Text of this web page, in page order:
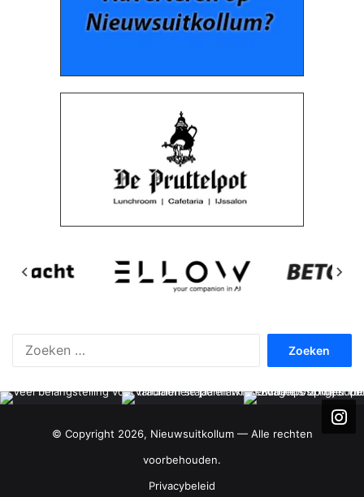
© Copyright 2026, Nieuwsuitkollum — Alle rechten
voorbehouden.
Privacybeleid